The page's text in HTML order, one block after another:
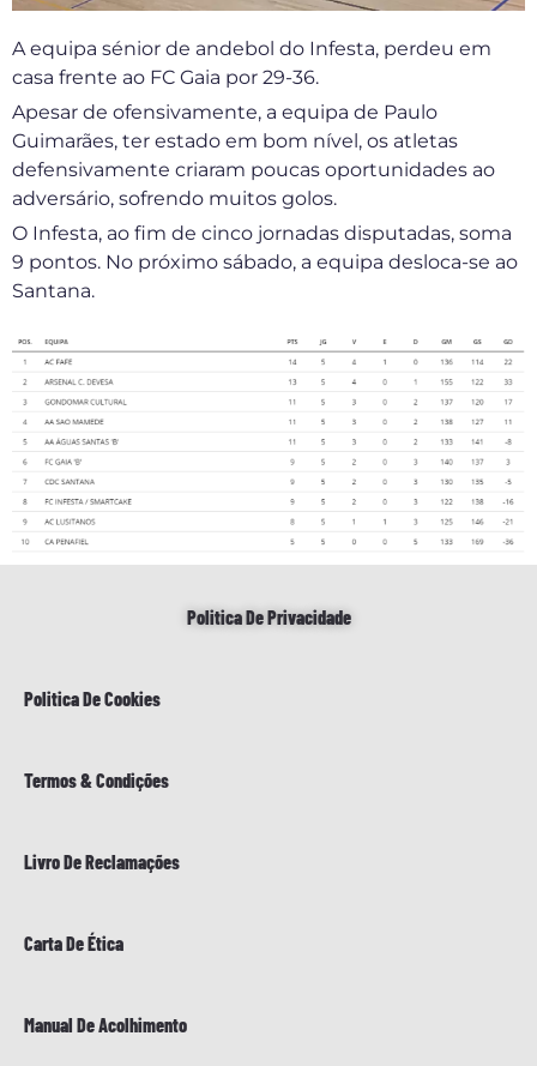
A equipa sénior de andebol do Infesta, perdeu em
casa frente ao FC Gaia por 29-36.
Apesar de ofensivamente, a equipa de Paulo
Guimarães, ter estado em bom nível, os atletas
defensivamente criaram poucas oportunidades ao
adversário, sofrendo muitos golos.
O Infesta, ao fim de cinco jornadas disputadas, soma
9 pontos. No próximo sábado, a equipa desloca-se ao
Santana.
Politica De Privacidade
Politica De Cookies
Termos & Condições
Livro De Reclamações
Carta De Ética
Manual De Acolhimento